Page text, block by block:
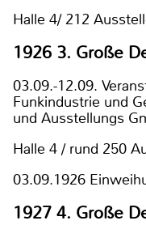
Halle 4/ 212
1926 3. Große
03.09.-12.09.
Funkindustrie und
und Ausstellungs
Halle 4 / rund 250
03.09.1926
1927 4. Große